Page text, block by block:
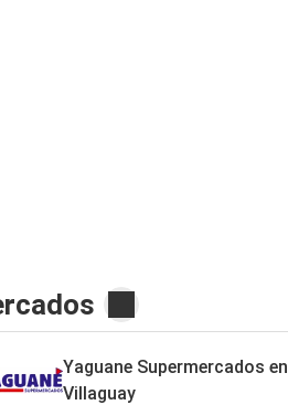
Yaguane Supermercados en
Villaguay